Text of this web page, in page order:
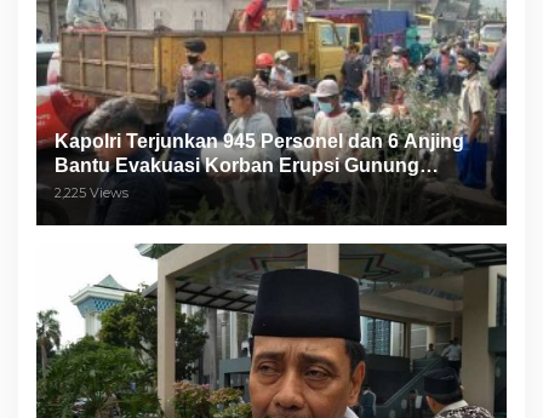
Kapolri Terjunkan 945 Personel dan 6 Anjing
Bantu Evakuasi Korban Erupsi Gunung
Semeru
2,225 Views